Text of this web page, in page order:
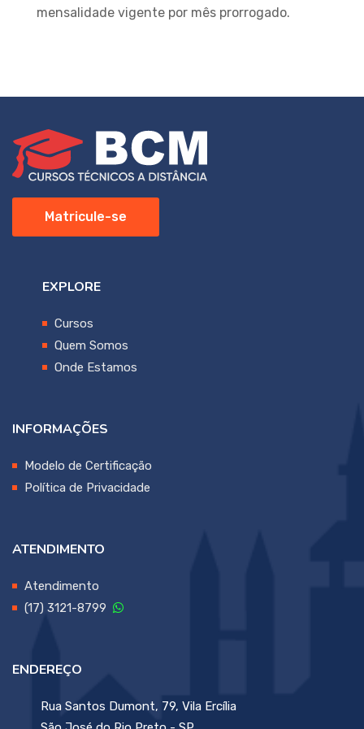
mensalidade vigente por mês prorrogado.
Matricule-se
EXPLORE
Cursos
Quem Somos
Onde Estamos
INFORMAÇÕES
Modelo de Certificação
Política de Privacidade
ATENDIMENTO
Atendimento
(17) 3121-8799
ENDEREÇO
Rua Santos Dumont, 79, Vila Ercília